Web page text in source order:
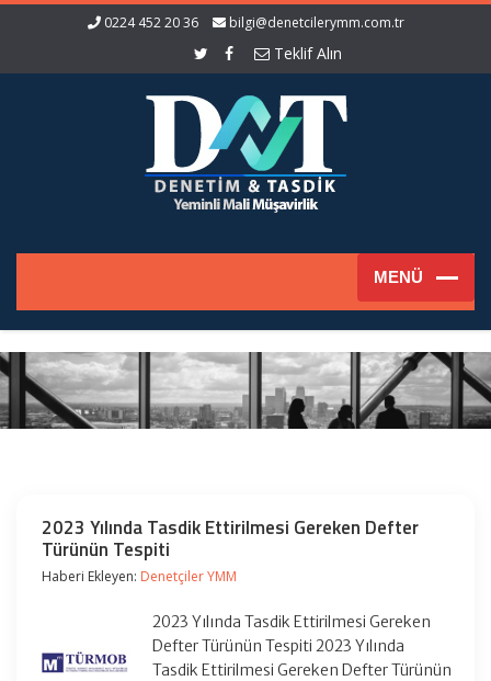
0224 452 20 36 bilgi@denetcilerymm.com.tr
Teklif Alın
2023 Yılında Tasdik Ettirilmesi Gereken Defter
Türünün Tespiti
Haberi Ekleyen: Denetçiler YMM
2023 Yılında Tasdik Ettirilmesi Gereken
Defter Türünün Tespiti 2023 Yılında
Tasdik Ettirilmesi Gereken Defter Türünün